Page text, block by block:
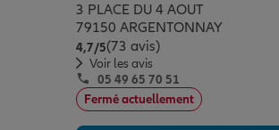
3 PLACE DU 4 AOUT
79150 ARGENTONNAY
4,7/5Note de 4.7 sur 5
(73 avis)
Voir les avis
05 49 65 70 51
Fermé actuellement